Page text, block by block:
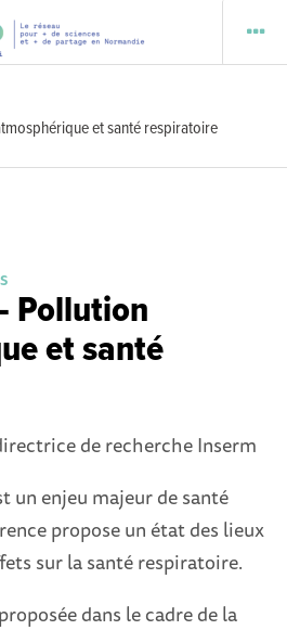
et santé respiratoire
Pollution
et santé
de recherche Inserm
un enjeu majeur de santé
propose un état des lieux
sur la santé respiratoire.
dans le cadre de la